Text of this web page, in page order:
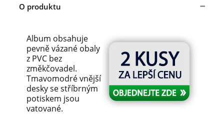
O produktu
Album obsahuje
pevně vázané obaly
z PVC bez
změkčovadel.
Tmavomodré vnější
desky se stříbrným
potiskem jsou
vatované.